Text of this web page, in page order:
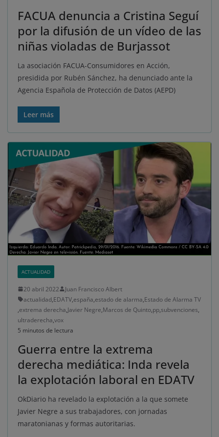
FACUA denuncia a Cristina Seguí
por la difusión de un vídeo de las
niñas violadas de Burjassot
La asociación FACUA-Consumidores en Acción,
presidida por Rubén Sánchez, ha denunciado ante la
Agencia Española de Protección de Datos (AEPD)
Leer más
ACTUALIDAD
20 abril 2022
Juan Francisco Albert
actualidad,EDATV,españa,estado de alarma,Estado de Alarma TV
,extrema derecha,Javier Negre,Marcos de Quinto,pp,subvenciones,
ultraderecha,vox
5 minutos de lectura
Guerra entre la extrema
derecha mediática: Inda revela
la explotación laboral en EDATV
OkDiario ha revelado la explotación a la que somete
Javier Negre a sus trabajadores, con jornadas
maratonianas y formas autoritarias.